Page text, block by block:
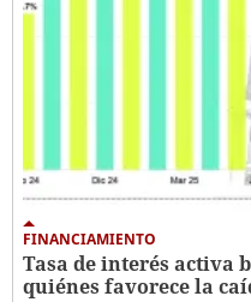
FINANCIAMIENTO
Tasa de interés activa
quiénes favorece la